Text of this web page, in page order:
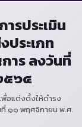
รประเมิน
ประเภท
าร ลงวันที่
๕๖๔
พื่อแต่งตั้งให้ดำรง
ที่ ๑๑ พฤศจิกายน พ.ศ.